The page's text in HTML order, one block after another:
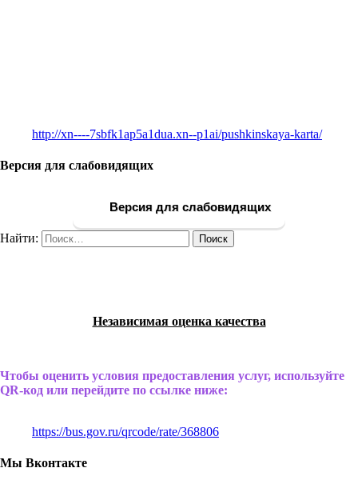
http://xn----7sbfk1ap5a1dua.xn--p1ai/pushkinskaya-karta/
Версия для слабовидящих
Версия для слабовидящих
Найти:
Независимая оценка качества
Чтобы оценить условия предоставления услуг, используйте
QR-код или перейдите по ссылке ниже:
https://bus.gov.ru/qrcode/rate/368806
Мы Вконтакте